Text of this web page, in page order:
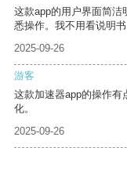
这款app的用户界面简洁
悉操作。我不用看说明
2025-09-26
游客
这款加速器app的操作有
化。
2025-09-26